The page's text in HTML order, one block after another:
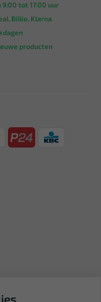
tot 17:00 uur
Billie, Klarna
producten